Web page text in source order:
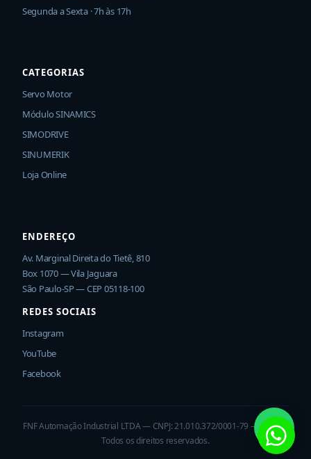
Segunda a Sexta · 7h às 17h
CATEGORIAS
Servo Motor
Módulo SINAMICS
SIMODRIVE
SINUMERIK
Loja Online
ENDEREÇO
Av. Marginal Direita do Tietê, 810
Box 1070 — Vila Jaguara
São Paulo-SP — CEP 05118-100
REDES SOCIAIS
Instagram
YouTube
Facebook
FNF Automação Industrial LTDA — CNPJ: 21.010.372/0001-79 — © 2026
Todos os direitos reservados.